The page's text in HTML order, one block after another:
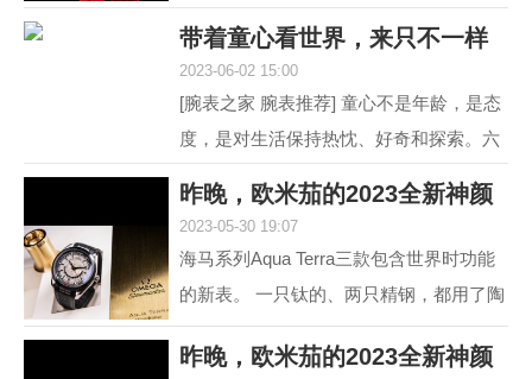
协主席刘国梁的手中接过了复刻圣勃莱德
杯，这是对他从2015...
带着童心看世界，来只不一样
2023-06-02 15:00
[腕表之家 腕表推荐] 童心不是年龄，是态
度，是对生活保持热忱、好奇和探索。六
茄彩色盘面腕表，...
昨晚，欧米茄的2023全新神颜
2023-05-30 19:07
海马系列Aqua Terra三款包含世界时功能
的新表。 一只钛的、两只精钢，都用了陶
瓷圈儿。 世界时以海马加身，是为强调运
动属性。约定俗成...
昨晚，欧米茄的2023全新神颜